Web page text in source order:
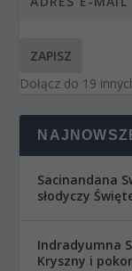
ZAPISZ
Dołącz do 19
Sacinandana
słodyczy
Indradyumna
Kryszny i